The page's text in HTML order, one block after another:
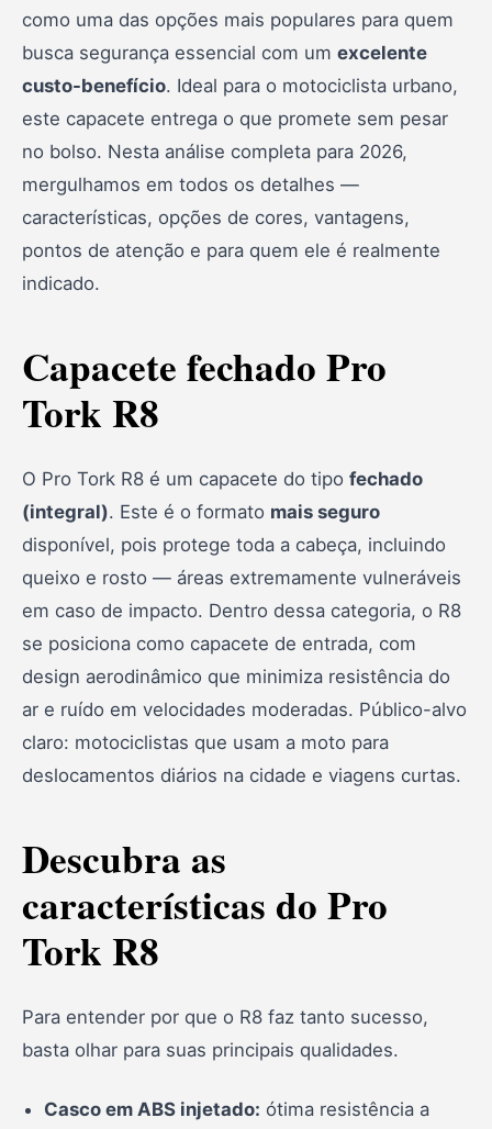
4. 6 opções de cores
5. Especificações técnicas
6. Vantagens
7. Sobre a Pro Tork
8. Depoimentos reais
9. Perguntas frequentes (FAQ)
10. Conclusão
como uma das opções mais populares para quem
busca segurança essencial com um excelente
custo-benefício. Ideal para o motociclista urbano,
este capacete entrega o que promete sem pesar
no bolso. Nesta análise completa para 2026,
mergulhamos em todos os detalhes —
características, opções de cores, vantagens,
pontos de atenção e para quem ele é realmente
indicado.
Capacete fechado Pro
Tork R8
O Pro Tork R8 é um capacete do tipo fechado
(integral). Este é o formato mais seguro
disponível, pois protege toda a cabeça, incluindo
queixo e rosto — áreas extremamente vulneráveis
em caso de impacto. Dentro dessa categoria, o R8
se posiciona como capacete de entrada, com
design aerodinâmico que minimiza resistência do
ar e ruído em velocidades moderadas. Público-alvo
claro: motociclistas que usam a moto para
deslocamentos diários na cidade e viagens curtas.
Descubra as
características do Pro
Tork R8
Para entender por que o R8 faz tanto sucesso,
basta olhar para suas principais qualidades.
Casco em ABS injetado: ótima resistência a